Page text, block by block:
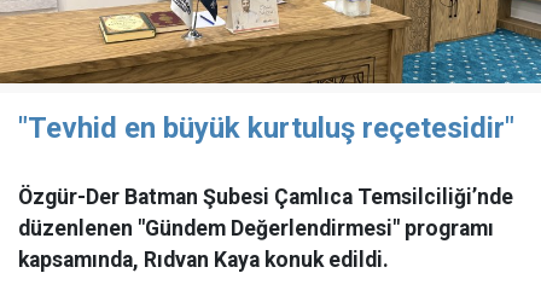
"Tevhid en büyük kurtuluş reçetesidir"
Özgür-Der Batman Şubesi Çamlıca Temsilciliği’nde
düzenlenen "Gündem Değerlendirmesi" programı
kapsamında, Rıdvan Kaya konuk edildi.